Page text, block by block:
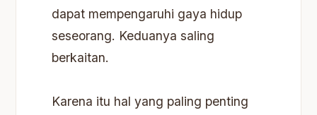
dapat mempengaruhi gaya hidup
seseorang. Keduanya saling
berkaitan.
Karena itu hal yang paling penting